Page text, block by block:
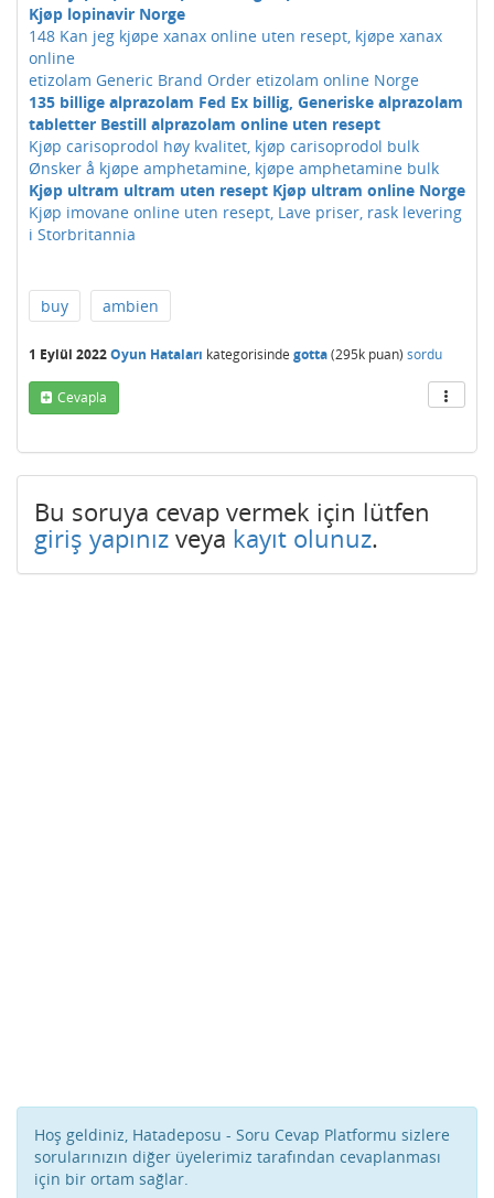
Kjøp lopinavir Norge
148 Kan jeg kjøpe xanax online uten resept, kjøpe xanax
online
etizolam Generic Brand Order etizolam online Norge
135 billige alprazolam Fed Ex billig, Generiske alprazolam
tabletter Bestill alprazolam online uten resept
Kjøp carisoprodol høy kvalitet, kjøp carisoprodol bulk
Ønsker å kjøpe amphetamine, kjøpe amphetamine bulk
Kjøp ultram ultram uten resept Kjøp ultram online Norge
Kjøp imovane online uten resept, Lave priser, rask levering
i Storbritannia
buy ambien
1 Eylül 2022Oyun Hataları kategorisinde gotta(295k puan) sordu
Cevapla
Bu soruya cevap vermek için lütfen
giriş yapınız veya kayıt olunuz.
Hoş geldiniz, Hatadeposu - Soru Cevap Platformu sizlere
sorularınızın diğer üyelerimiz tarafından cevaplanması
için bir ortam sağlar.